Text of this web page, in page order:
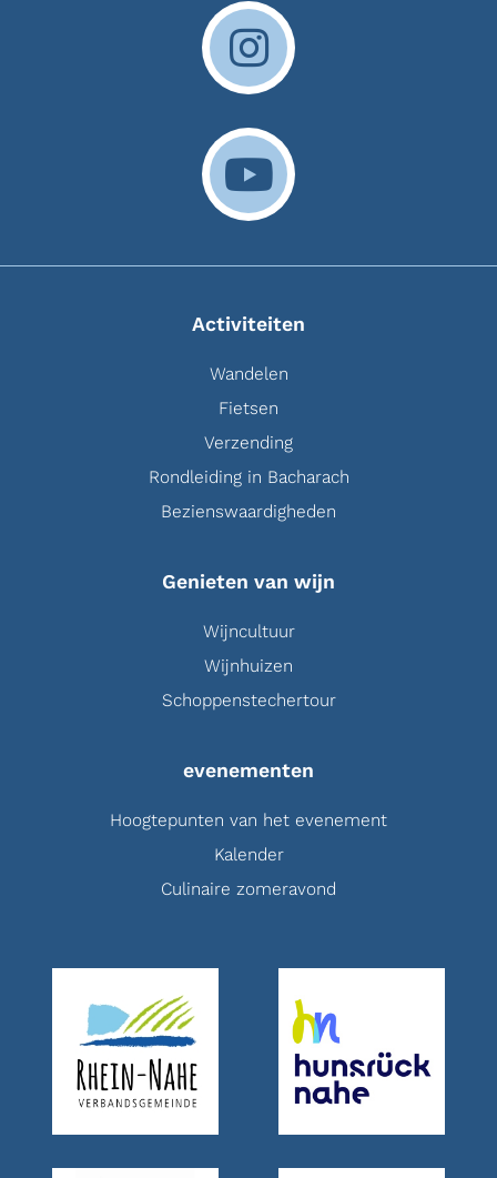
Activiteiten
Wandelen
Fietsen
Verzending
Rondleiding in Bacharach
Bezienswaardigheden
Genieten van wijn
Wijncultuur
Wijnhuizen
Schoppenstechertour
evenementen
Hoogtepunten van het evenement
Kalender
Culinaire zomeravond